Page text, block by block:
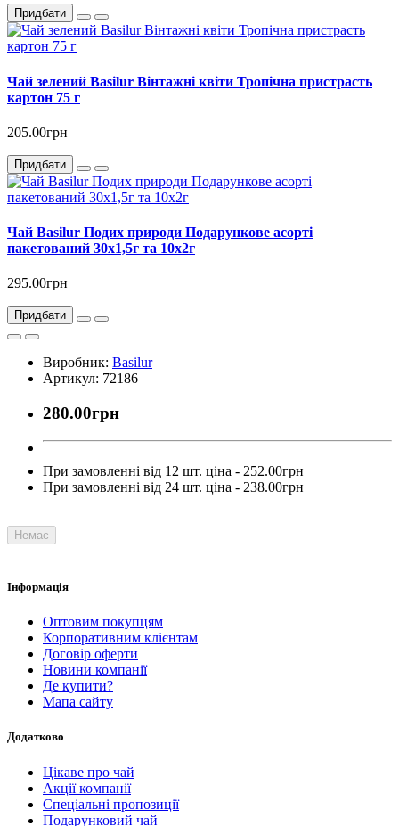
Придбати
Чай зелений Basilur Вінтажні квіти Тропічна пристрасть
картон 75 г
205.00грн
Придбати
Чай Basilur Подих природи Подарункове асорті
пакетований 30х1,5г та 10х2г
295.00грн
Придбати
Виробник: Basilur
Артикул: 72186
280.00грн
При замовленні від 12 шт. ціна - 252.00грн
При замовленні від 24 шт. ціна - 238.00грн
Немає
Інформація
Оптовим покупцям
Корпоративним клієнтам
Договір оферти
Новини компанії
Де купити?
Мапа сайту
Додатково
Цікаве про чай
Акції компанії
Спеціальні пропозиції
Подарунковий чай